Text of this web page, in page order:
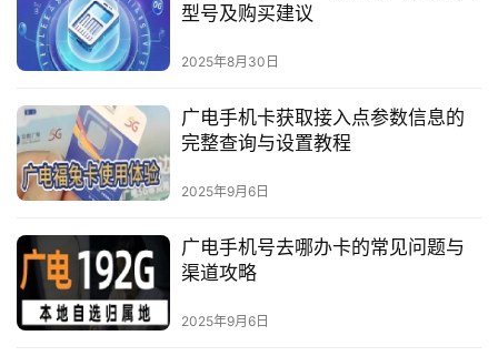
型号及购买建议
2025年8月30日
广电手机卡获取接入点参数信息的
完整查询与设置教程
2025年9月6日
广电手机号去哪办卡的常见问题与
渠道攻略
2025年9月6日